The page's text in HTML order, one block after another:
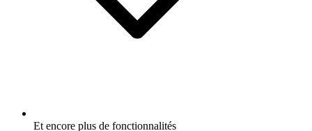
Et encore plus de fonctionnalités